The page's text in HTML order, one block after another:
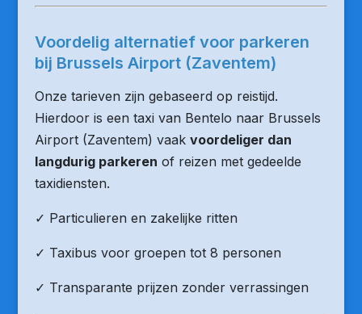
Voordelig alternatief voor parkeren
bij Brussels Airport (Zaventem)
Onze tarieven zijn gebaseerd op reistijd.
Hierdoor is een taxi van Bentelo naar Brussels
Airport (Zaventem) vaak voordeliger dan
langdurig parkeren of reizen met gedeelde
taxidiensten.
✓ Particulieren en zakelijke ritten
✓ Taxibus voor groepen tot 8 personen
✓ Transparante prijzen zonder verrassingen